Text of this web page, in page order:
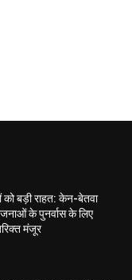
को बड़ी राहत: केन-बेतवा
के पुनर्वास के लिए
मंजूर